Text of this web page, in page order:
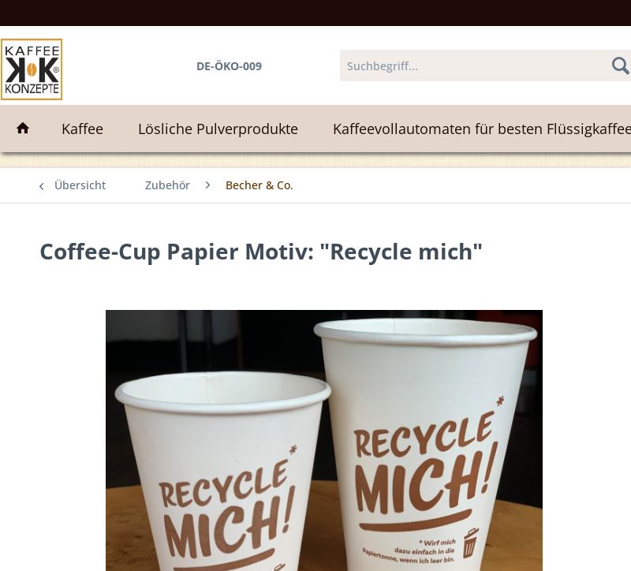
DE-ÖKO-009
Kaffee Lösliche Pulverprodukte Kaffeevollautomaten für besten
Übersicht Zubehör Becher & Co.
Coffee-Cup Papier Motiv: "Recycle mich"